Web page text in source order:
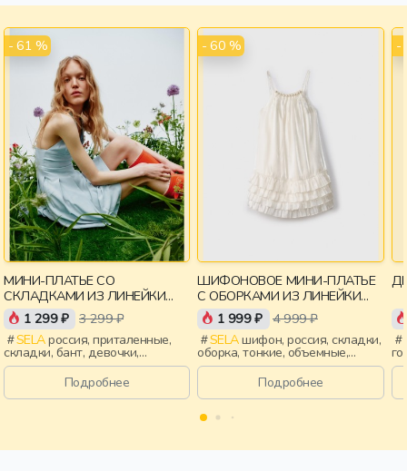
- 61 %
МИНИ-ПЛАТЬЕ СО
СКЛАДКАМИ ИЗ ЛИНЕЙКИ
YOUNG1 299 ₽ 3 299 ₽
SELAроссия, приталенные,
складки, бант, девочки,
старшеклассники, дети
Подробнее
- 60 %
ШИФОНОВОЕ МИНИ-ПЛАТЬЕ
С ОБОРКАМИ ИЗ ЛИНЕЙКИ
YOUNG1 999 ₽ 4 999 ₽
SELAшифон, россия, складки,
оборка, тонкие, объемные,
девочки, старшеклассники,
Подробнее
-